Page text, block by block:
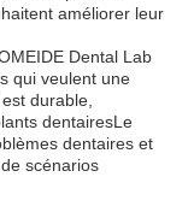
améliorer leur
Dental Lab
qui veulent une
durable,
dentairesLe
dentaires et
scénarios